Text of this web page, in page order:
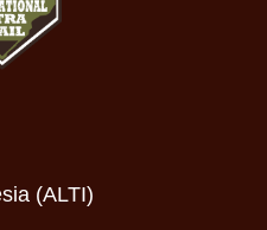
(ALTI)